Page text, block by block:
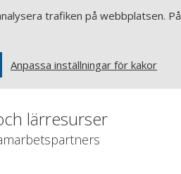
trafiken på webbplatsen.
Anpassa inställningar för kakor
lärresurser